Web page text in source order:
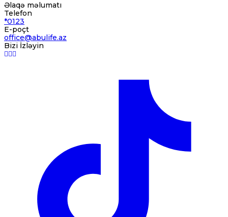
Əlaqə məlumatı
Telefon
*0123
E-poçt
office@abulife.az
Bizi İzləyin